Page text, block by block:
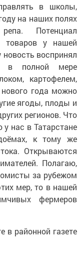
в школы,
на наших полях
Потенциал
товаров у нашей
воспринял
в полной мере
картофелем,
года можно
ягоды, плоды и
регионов. Что
нас в Татарстане
к тому же
Открываются
Полагаю,
за рубежом
мер, то в нашей
фермеров
в районной газете